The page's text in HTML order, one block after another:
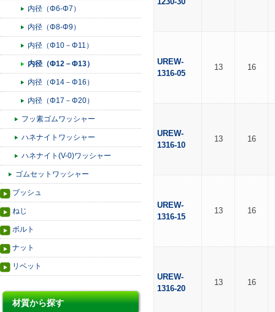
内径（Φ6-Φ7）
内径（Φ8-Φ9）
内径（Φ10－Φ11）
内径（Φ12－Φ13）
内径（Φ14－Φ16）
内径（Φ17－Φ20）
フッ素ゴムワッシャー
ハネナイトワッシャー
ハネナイト(V-0)ワッシャー
ゴムセットワッシャー
ブッシュ
ねじ
ボルト
ナット
リベット
材質から探す
UREW-
1316-05
13 16
UREW-
1316-10
13 16
UREW-
1316-15
13 16
UREW-
1316-20
13 16